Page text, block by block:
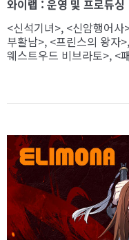
와이랩 : 운영 및 프로듀싱
<신석기녀>, <신암행어
부활남>, <프린스의 왕자
웨스트우드 비브라토>, <